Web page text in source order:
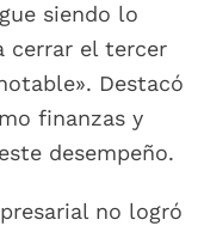
siendo lo
cerrar el tercer
Destacó
finanzas y
desempeño.
no logró